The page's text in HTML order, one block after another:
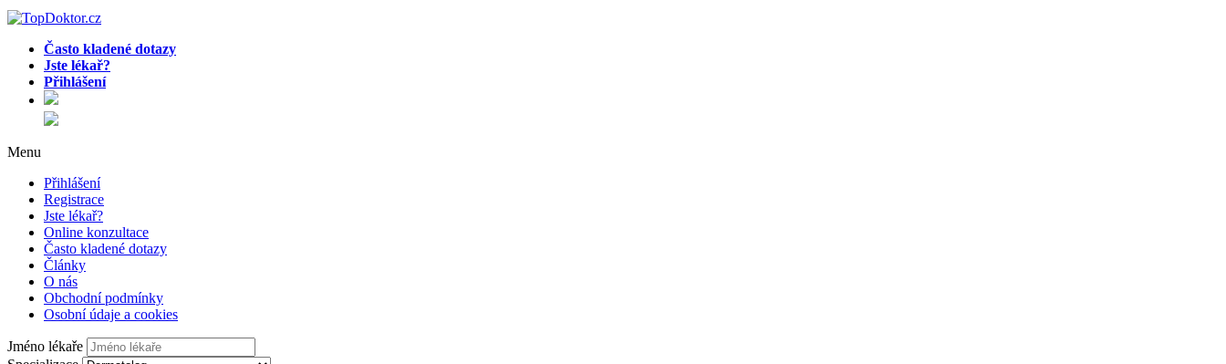
Často kladené dotazy
Jste lékař?
Přihlášení
Menu
Přihlášení
Registrace
Jste lékař?
Online konzultace
Často kladené dotazy
Články
O nás
Obchodní podmínky
Osobní údaje a cookies
Jméno lékaře